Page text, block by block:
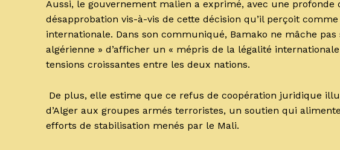
Aussi, le gouvernement malien a exprimé, avec une
désapprobation vis-à-vis de cette décision qu’il perçoit
internationale. Dans son communiqué, Bamako ne mâche
algérienne » d’afficher un « mépris de la légalité
tensions croissantes entre les deux nations.
De plus, elle estime que ce refus de coopération juridique
d’Alger aux groupes armés terroristes, un soutien qui
efforts de stabilisation menés par le Mali.